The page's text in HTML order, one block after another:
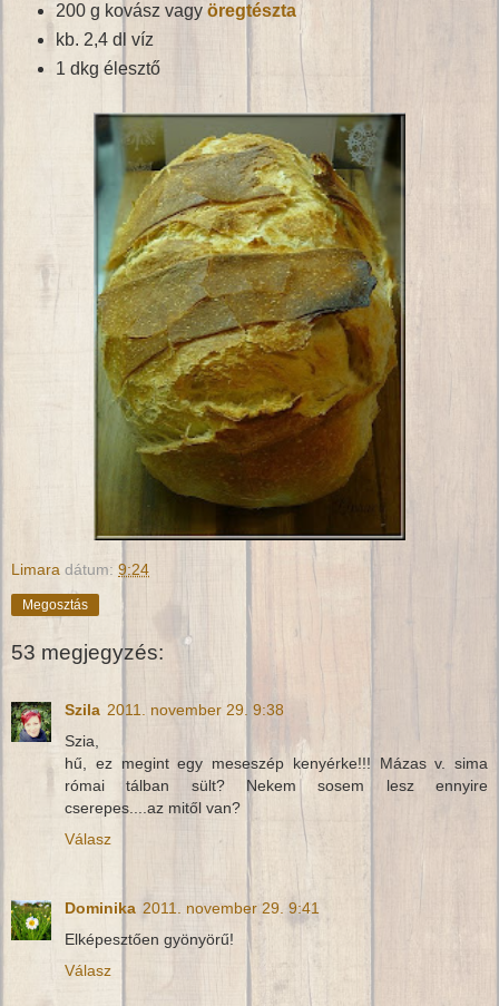
200 g kovász vagy öregtészta
kb. 2,4 dl víz
1 dkg élesztő
Limara dátum: 9:24
Megosztás
53 megjegyzés:
Szila 2011. november 29. 9:38
Szia,
hű, ez megint egy meseszép kenyérke!!! Mázas v. sima
római tálban sült? Nekem sosem lesz ennyire
cserepes....az mitől van?
Válasz
Dominika 2011. november 29. 9:41
Elképesztően gyönyörű!
Válasz